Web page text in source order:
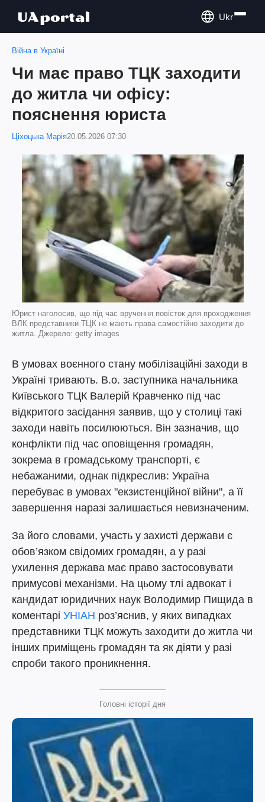
Ukr
Війна в Україні
Чи має право ТЦК заходити
до житла чи офісу:
пояснення юриста
Ціхоцька Марія20.05.2026 07:30
Юрист наголосив, що під час вручення повісток для проходження
ВЛК представники ТЦК не мають права самостійно заходити до
житла. Джерело: getty images
В умовах воєнного стану мобілізаційні заходи в
Україні тривають. В.о. заступника начальника
Київського ТЦК Валерій Кравченко під час
відкритого засідання заявив, що у столиці такі
заходи навіть посилюються. Він зазначив, що
конфлікти під час оповіщення громадян,
зокрема в громадському транспорті, є
небажаними, однак підкреслив: Україна
перебуває в умовах "екзистенційної війни", а її
завершення наразі залишається невизначеним.
За його словами, участь у захисті держави є
обов’язком свідомих громадян, а у разі
ухилення держава має право застосовувати
примусові механізми. На цьому тлі адвокат і
кандидат юридичних наук Володимир Пищида в
коментарі УНІАН роз’яснив, у яких випадках
представники ТЦК можуть заходити до житла чи
інших приміщень громадян та як діяти у разі
спроби такого проникнення.
Головні історії дня